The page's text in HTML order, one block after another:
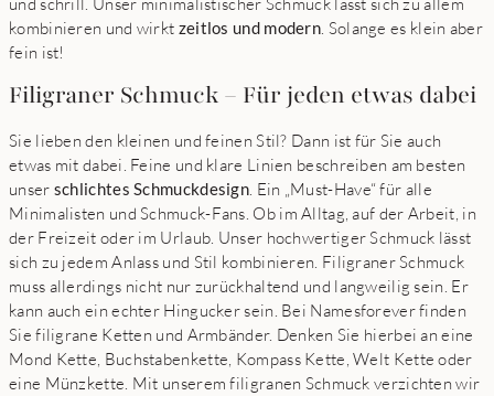
kombinieren und wirkt zeitlos und modern . Solange es klein aber
fein ist!
Filigraner Schmuck – Für jeden etwas dabei
Sie lieben den kleinen und feinen Stil? Dann ist für Sie auch
etwas mit dabei. Feine und klare Linien beschreiben am besten
unser schlichtes Schmuckdesign . Ein „Must-Have“ für alle
Minimalisten und Schmuck-Fans. Ob im Alltag, auf der Arbeit, in
der Freizeit oder im Urlaub. Unser hochwertiger Schmuck lässt
sich zu jedem Anlass und Stil kombinieren. Filigraner Schmuck
muss allerdings nicht nur zurückhaltend und langweilig sein. Er
kann auch ein echter Hingucker sein. Bei Namesforever finden
Sie filigrane Ketten und Armbänder. Denken Sie hierbei an eine
Mond Kette, Buchstabenkette, Kompass Kette, Welt Kette oder
eine Münzkette. Mit unserem filigranen Schmuck verzichten wir